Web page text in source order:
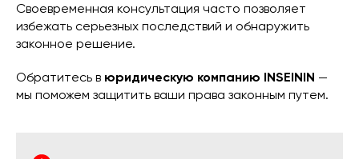
Своевременная консультация часто позволяет
избежать серьезных последствий и обнаружить
законное решение.
Обратитесь в юридическую компанию INSEININ —
мы поможем защитить ваши права законным путем.